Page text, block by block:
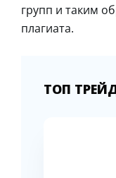
групп и таким
плагиата.
ТОП